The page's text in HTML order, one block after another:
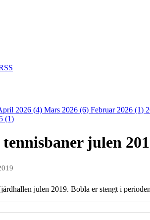
2026 (4) Mars 2026 (6) Februar 2026 (1)
(1)
julen
julen 2019. Bobla er stengt i